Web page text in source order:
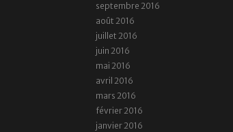
septembre 2016
août 2016
juillet 2016
juin 2016
mai 2016
avril 2016
mars 2016
février 2016
janvier 2016